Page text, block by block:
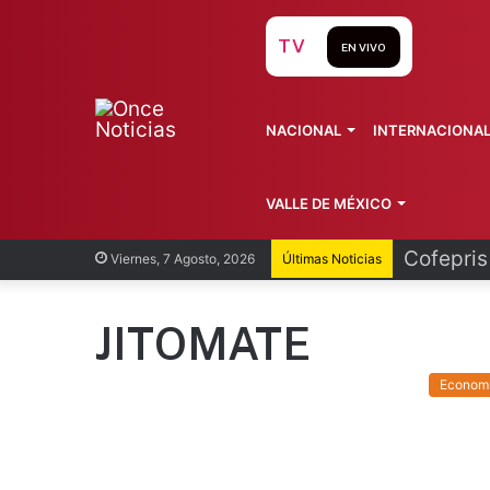
Viernes, 7 Agosto, 2026 Últimas Noticias
TV EN VIVO
NACIONAL INTERNACIONAL
VALLE DE MÉXICO
JITOMATE